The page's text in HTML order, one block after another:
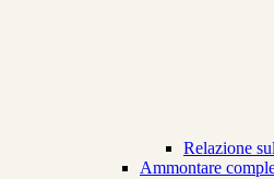
Relazione
Ammontare